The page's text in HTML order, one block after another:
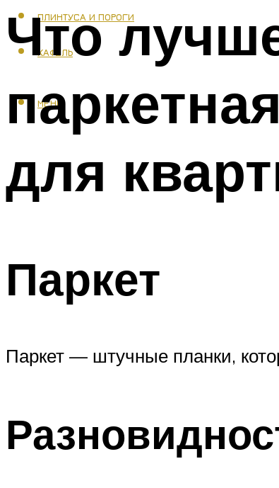
ПЛИНТУСА И ПОРОГИ
КАФЕЛЬ
МЕНЮ
Что
для
Паркет
Паркет — штучные планки,